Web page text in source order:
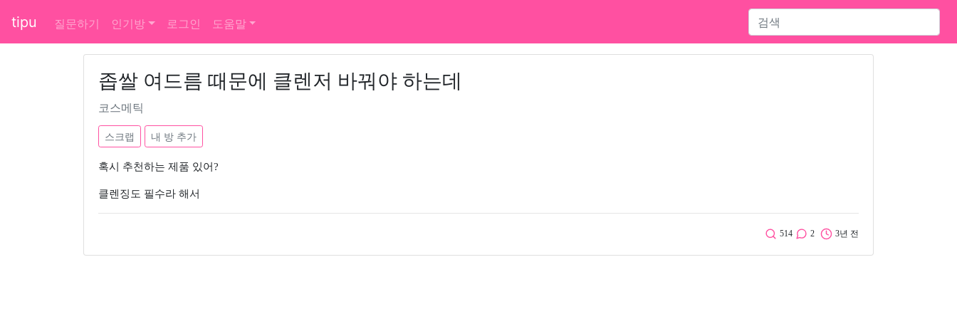
tipu 질문하기 인기방 로그인 도움말
좁쌀 여드름 때문에 클렌저 바꿔야 하는데
코스메틱
스크랩 내 방 추가
혹시 추천하는 제품 있어?
클렌징도 필수라 해서
514 2 3년 전